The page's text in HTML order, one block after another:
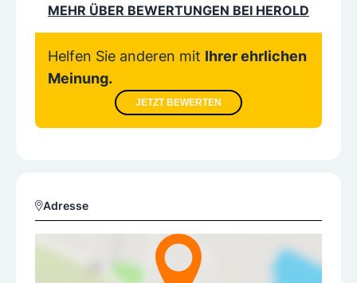
MEHR ÜBER BEWERTUNGEN BEI HEROLD
Helfen Sie anderen mit Ihrer ehrlichen
Meinung.
JETZT BEWERTEN
Adresse